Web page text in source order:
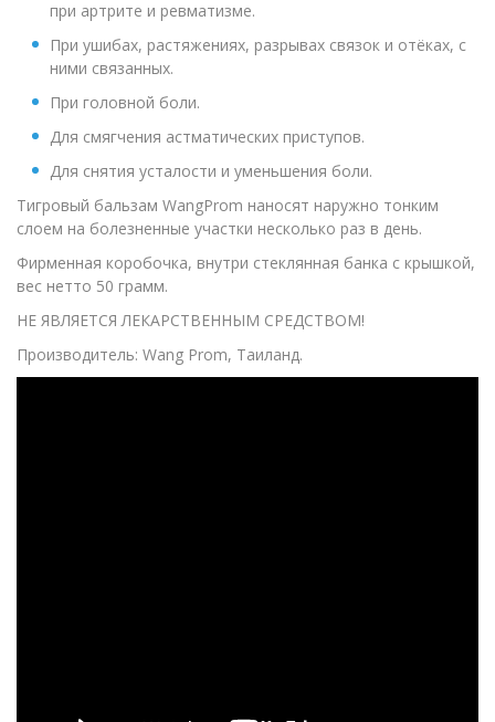
при артрите и ревматизме.
При ушибах, растяжениях, разрывах связок и отёках, с
ними связанных.
При головной боли.
Для смягчения астматических приступов.
Для снятия усталости и уменьшения боли.
Тигровый бальзам WangProm наносят наружно тонким
слоем на болезненные участки несколько раз в день.
Фирменная коробочка, внутри стеклянная банка с крышкой,
вес нетто 50 грамм.
НЕ ЯВЛЯЕТСЯ ЛЕКАРСТВЕННЫМ СРЕДСТВОМ!
Производитель: Wang Prom, Таиланд.